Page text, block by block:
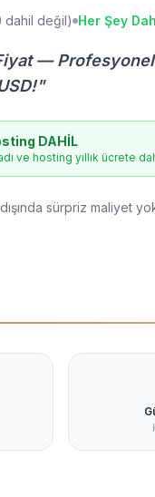
dahil değil) Her Şey
—
DAHİL
ve hosting yıllık ücrete
dışında sürpriz maliyet